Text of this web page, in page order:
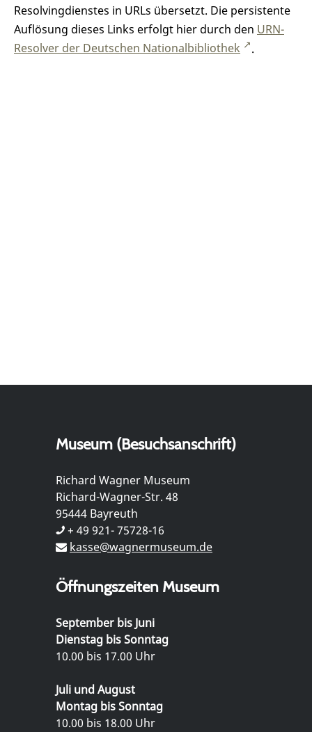
Resolvingdienstes in URLs übersetzt. Die persistente
Auflösung dieses Links erfolgt hier durch den URN-
Resolver der Deutschen Nationalbibliothek
.
Museum (Besuchsanschrift)
Richard Wagner Museum
Richard-Wagner-Str. 48
95444 Bayreuth
+ 49 921- 75728-16
kasse@wagnermuseum.de
Öffnungszeiten Museum
September bis Juni
Dienstag bis Sonntag
10.00 bis 17.00 Uhr
Juli und August
Montag bis Sonntag
10.00 bis 18.00 Uhr